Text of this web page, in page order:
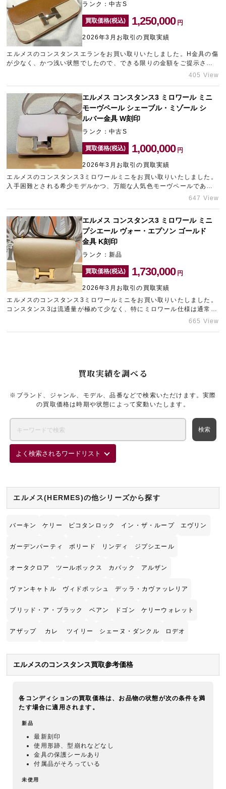
買取実績を調べる
※ブランド、ジャンル、モデル、品番などで検索いただけます。実際
の買取価格は時期や状態によって変動いたします。
よく検索されるワードリスト
エルメス(HERMES)の他シリーズから探す
バーキン ケリー ピコタンロック イン・ザ・ループ エヴリン
ガーデンパーティ ボリード リンディ ジプシエール
オータクロア ツールボックス カバック アルザン
ヴァンキャトル ヴィドポッシュ デッラ・カヴァッレリア
ブリッド・ア・ブラック ベアン ドゴン ケリーウォレット
アザップ カレ ツイリー シェーヌ・ダンクル ロデオ
エルメスのコンスタンス買取参考価格
各コンディションの買取価格は、お品物の状態が次の条件を満
たす場合に適用されます。
新品
最新刻印
使用形跡、型崩れなどなし
金具の保護シールあり
付属品がそろっている
未使用
ランク：中古S
買取価格(税込) 1,250,000 円
2026年3月お取引の買取実績
エルメスのコンスタンスエランをお買い取りいたしました。H金具の傷
が少なく、かつ浅い状態でしたので、できる限りの金額をご提示させ
ていただきました。他にも複数のブランド品をお持ち込みいただけた
取店「ギャラリーレアなんば店」にお問い合わせくださいませ。
405 View
エルメス コンスタンス3 ミロワール ミニ
モーヴペール シェーブル・ミゾール シ
ルバー金具 W刻印
ランク：中古S
買取価格(税込) 1,000,000 円
2026年3月お取引の買取実績
エルメスのコンスタンス3ミロワールミニをお買い取りいたしました。
入手困難とされる希少モデルかつ、万能な人気色モーヴペールであっ
たため、高い査定額を提示させていただきました。複数点まとめてブ
ないブランドバッグの売却をご検討中の方は、神戸のブランド買取店
「ギャラリーレア神戸元町店」をご利用ください。
647 View
エルメス コンスタンス3 ミロワール ミニ
プシエール ヴォー・エプソン ゴールド
金具 K刻印
ランク：新品
買取価格(税込) 1,730,000 円
2026年3月お取引の買取実績
エルメスのコンスタンス3ミロワールミニをお買い取りいたしました。
コンスタンス3は流通量が極めて少なく、特にミロワール仕様は通常モ
デルと比較して希少性が高いため、中古市場では常に探しているお客
っていたため、目一杯の金額をご提示させていただきました。エルメ
新宿東口店」をご利用ください。
665 View